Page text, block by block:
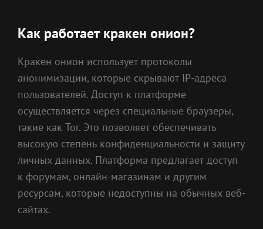
Как работает кракен онион?
Кракен онион использует протоколы
анонимизации, которые скрывают IP-адреса
пользователей. Доступ к платформе
осуществляется через специальные браузеры,
такие как Tor. Это позволяет обеспечивать
высокую степень конфиденциальности и защиту
личных данных. Платформа предлагает доступ
к форумам, онлайн-магазинам и другим
ресурсам, которые недоступны на обычных веб-
сайтах.